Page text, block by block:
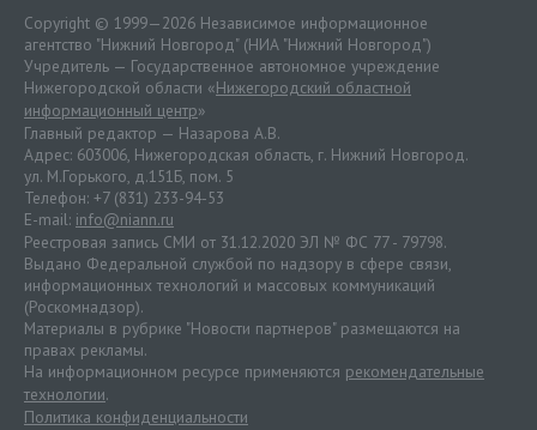
Copyright © 1999—2026 Независимое информационное
агентство "Нижний Новгород" (НИА "Нижний Новгород")
Учредитель — Государственное автономное учреждение
Нижегородской области «Нижегородский областной
информационный центр»
Главный редактор — Назарова А.В.
Адрес: 603006, Нижегородская область, г. Нижний Новгород.
ул. М.Горького, д.151Б, пом. 5
Телефон: +7 (831) 233-94-53
E-mail: info@niann.ru
Реестровая запись СМИ от 31.12.2020 ЭЛ № ФС 77 - 79798.
Выдано Федеральной службой по надзору в сфере связи,
информационных технологий и массовых коммуникаций
(Роскомнадзор).
Материалы в рубрике "Новости партнеров" размещаются на
правах рекламы.
На информационном ресурсе применяются рекомендательные
технологии.
Политика конфиденциальности